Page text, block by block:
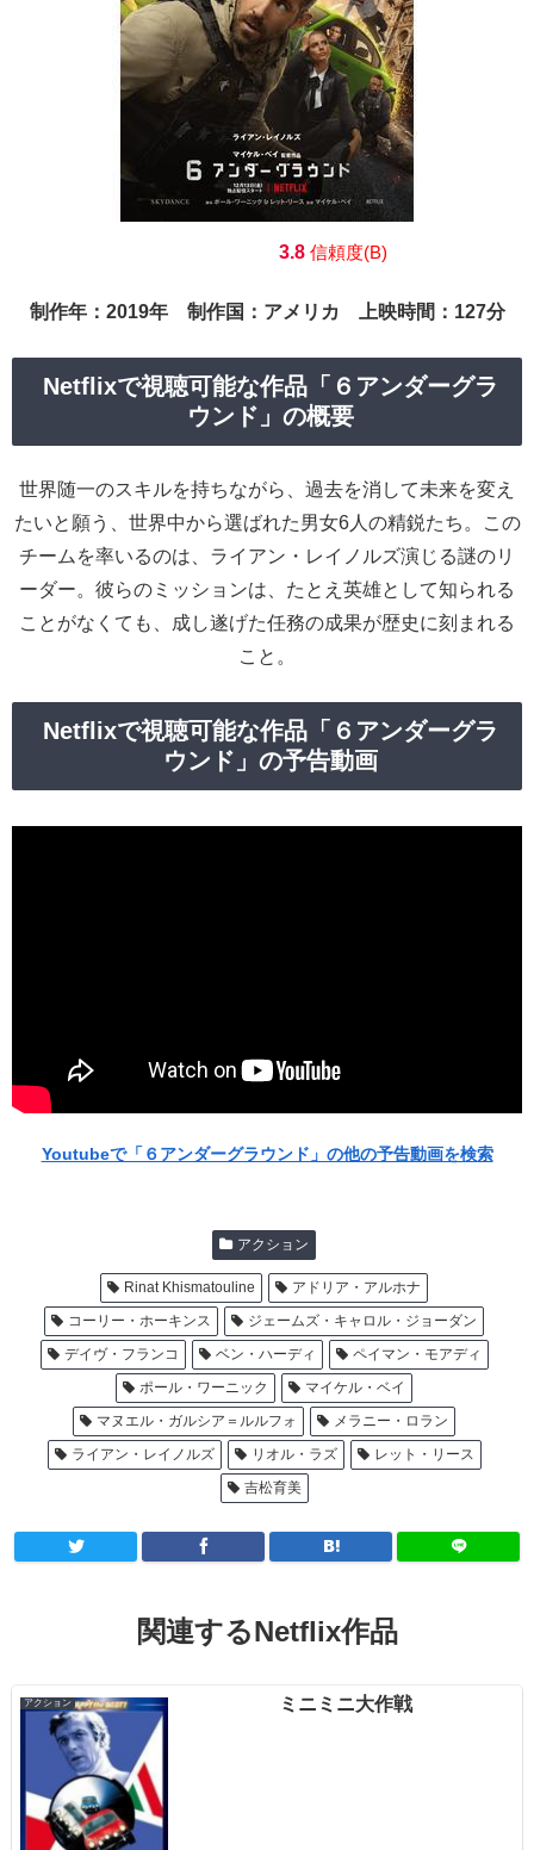
3.8信頼度(B)
制作年：2019年 制作国：アメリカ 上映時間：127分
Netflixで視聴可能な作品「６アンダーグラ
ウンド」の概要
世界随一のスキルを持ちながら、過去を消して未来を変え
たいと願う、世界中から選ばれた男女6人の精鋭たち。この
チームを率いるのは、ライアン・レイノルズ演じる謎のリ
ーダー。彼らのミッションは、たとえ英雄として知られる
ことがなくても、成し遂げた任務の成果が歴史に刻まれる
こと。
Netflixで視聴可能な作品「６アンダーグラ
ウンド」の予告動画
Youtubeで「６アンダーグラウンド」の他の予告動画を検索
アクション
Rinat Khismatouline
アドリア・アルホナ
コーリー・ホーキンス
ジェームズ・キャロル・ジョーダン
デイヴ・フランコ
ベン・ハーディ
ペイマン・モアディ
ポール・ワーニック
マイケル・ベイ
マヌエル・ガルシア＝ルルフォ
メラニー・ロラン
ライアン・レイノルズ
リオル・ラズ
レット・リース
吉松育美
関連するNetflix作品
アクション ミニミニ大作戦